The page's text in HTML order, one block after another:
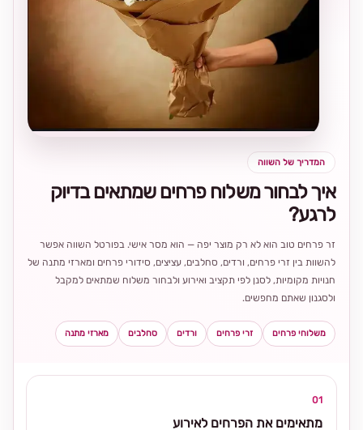
המדריך של השווה
איך לבחור משלוח פרחים שמתאים בדיוק
לרגע?
זר פרחים טוב הוא לא רק מוצר יפה — הוא מסר אישי. בפורטל השווה אפשר
להשוות בין זרי פרחים, ורדים, סחלבים, עציצים, סידורי פרחים ומארזי מתנה של
חנויות מקומיות, לסנן לפי תקציב ואירוע ולבחור משלוח שמתאים למקבל
ולסגנון שאתם מחפשים.
משלוחי פרחים זרי פרחים ורדים סחלבים מארזי מתנה
01
מתאימים את הפרחים לאירוע